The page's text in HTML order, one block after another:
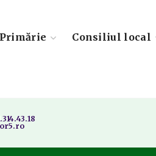
Primărie Consiliul local